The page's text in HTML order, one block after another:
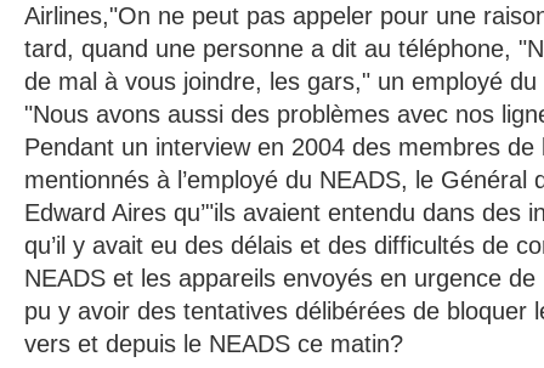
Airlines,"On ne peut pas appeler pour une
tard, quand une personne a dit au téléphone,
de mal à vous joindre, les gars," un employé
"Nous avons aussi des problèmes avec nos
Pendant un interview en 2004 des membres de
mentionnés à l’employé du NEADS, le Général
Edward Aires qu’"ils avaient entendu dans des
qu’il y avait eu des délais et des difficultés de
NEADS et les appareils envoyés en urgence
pu y avoir des tentatives délibérées de bloquer
vers et depuis le NEADS ce matin?